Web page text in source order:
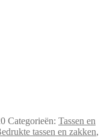
Categorieën: Tassen en
tassen en zakken,